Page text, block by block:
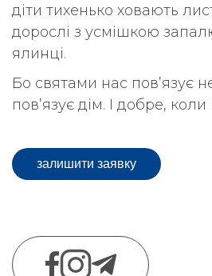
діти тихенько ховають
дорослі з усмішкою
ялинці.
Бо святами нас пов’язує
пов’язує дім. І добре, коли
залишити заявку